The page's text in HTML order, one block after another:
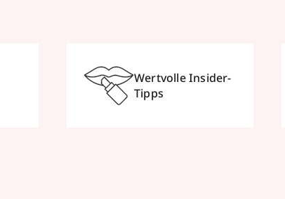
Wertvolle Insider-
Tipps